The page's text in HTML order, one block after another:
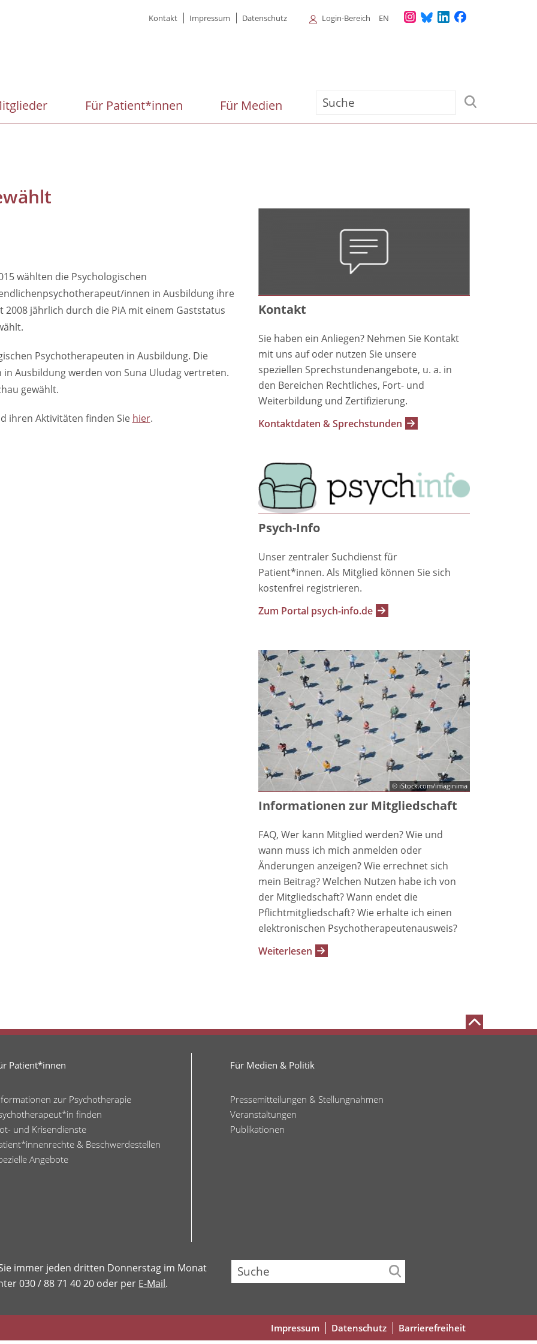
Meta
Kontakt Impressum Datenschutz
LoginLogin-Bereich EN
Für Patient*innen Für Medien Suche
wählten die Psychologischen
innen in Ausbildung ihre
jährlich durch die PiA mit einem Gaststatus
Psychotherapeuten in Ausbildung. Die
Ausbildung werden von Suna Uludag vertreten.
gewählt.
ihren Aktivitäten finden Sie hier.
Kontakt
Sie haben ein Anliegen? Nehmen Sie Kontakt
mit uns auf oder nutzen Sie unsere
speziellen Sprechstundenangebote, u. a. in
den Bereichen Rechtliches, Fort- und
Weiterbildung und Zertifizierung.
Kontaktdaten & Sprechstunden
Psych-Info
Unser zentraler Suchdienst für
Patient*innen. Als Mitglied können Sie sich
kostenfrei registrieren.
Zum Portal psych-info.de
© iStock.com/imaginima
Informationen zur Mitgliedschaft
FAQ, Wer kann Mitglied werden? Wie und
wann muss ich mich anmelden oder
Änderungen anzeigen? Wie errechnet sich
mein Beitrag? Welchen Nutzen habe ich von
der Mitgliedschaft? Wann endet die
Pflichtmitgliedschaft? Wie erhalte ich einen
elektronischen Psychotherapeutenausweis?
Weiterlesen
Patient*innen
zur Psychotherapie
finden
und Krisendienste
& Beschwerdestellen
Angebote
Für Medien & Politik
Pressemitteilungen & Stellungnahmen
Veranstaltungen
Publikationen
immer jeden dritten Donnerstag im Monat
030 / 88 71 40 20 oder per E-Mail.
Suche
Fußbereichsmenü
Impressum Datenschutz Barrierefreiheit